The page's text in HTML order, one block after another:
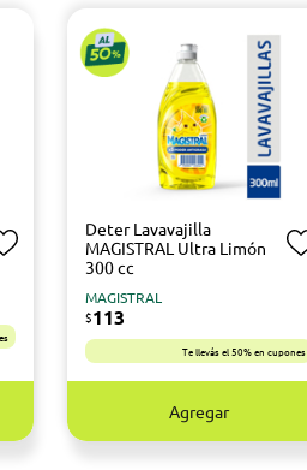
Deter Lavavajilla
MAGISTRAL Ultra Limón
300 cc
MAGISTRAL
$113
Te llevás el 50% en cupones
Agregar